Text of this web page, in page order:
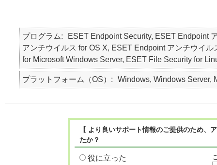
プログラム
ESET Endpoint Security, ESET Endpoint
アンチウイルス for OS X, ESET Endpoint アンチウイ
for Microsoft Windows Server, ESET File Security for
プラットフォーム（OS） Windows, Windows Server,
【 より良いサポート情報のご提供のため
たか？
役に立った